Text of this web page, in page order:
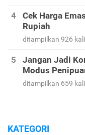
Cek Harga
Rupiah
ditampilkan 926 kali
Jangan Jadi
Modus
ditampilkan 659 kali
KATEGORI